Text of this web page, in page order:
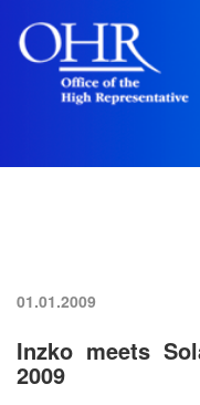
01.01.2009
Inzko meets
2009